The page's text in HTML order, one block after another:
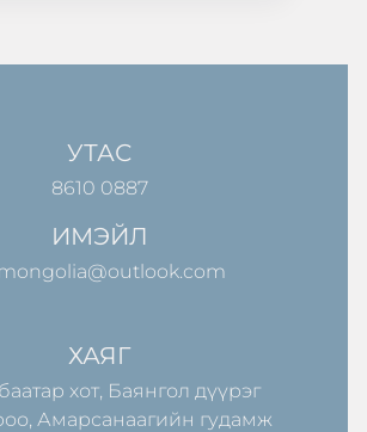
УТАС
8610 0887
ИМЭЙЛ
ХАЯГ
хот, Баянгол дүүрэг
Амарсанаагийн гудамж